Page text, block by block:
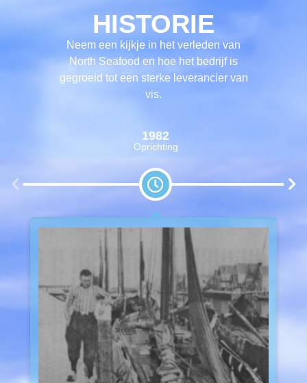
HISTORIE
Neem een kijkje in het verleden van
North Seafood en hoe het bedrijf is
gegroeid tot een sterke leverancier van
vis.
1982
Oprichting